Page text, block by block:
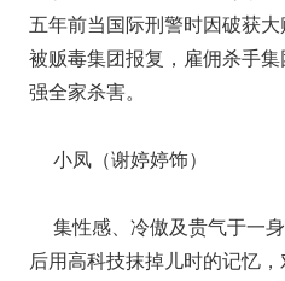
五年前当国际刑警时因破获
被贩毒集团报复，雇佣杀手
强全家杀害。
小凤（谢婷婷饰）
集性感、冷傲及贵气于一
后用高科技抹掉儿时的记忆